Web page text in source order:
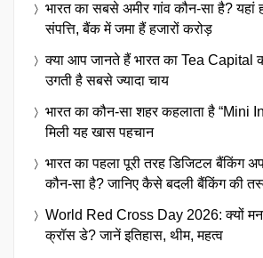
भारत का सबसे अमीर गांव कौन-सा है? यहां
संपत्ति, बैंक में जमा हैं हजारों करोड़
क्या आप जानते हैं भारत का Tea Capital
उगती है सबसे ज्यादा चाय
भारत का कौन-सा शहर कहलाता है “Mini
मिली यह खास पहचान
भारत का पहला पूरी तरह डिजिटल बैंकिंग
कौन-सा है? जानिए कैसे बदली बैंकिंग की
World Red Cross Day 2026: क्यों
क्रॉस डे? जानें इतिहास, थीम, महत्व